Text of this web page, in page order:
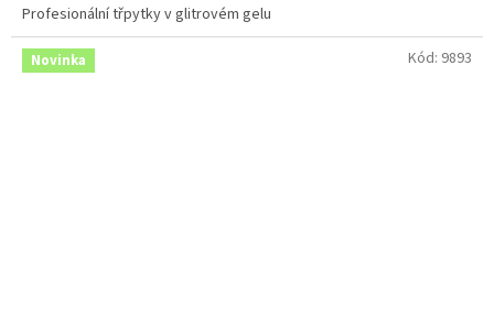
Profesionální třpytky v glitrovém gelu
Novinka Kód: 9893